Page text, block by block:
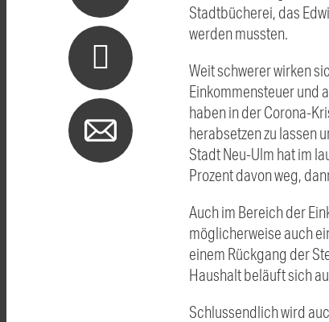
Stadtbücherei, das
werden mussten.
Weit schwerer wirken
Einkommensteuer und
haben in der Corona-
herabsetzen zu lassen
Stadt Neu-Ulm hat im
Prozent davon weg,
Auch im Bereich der
möglicherweise auch
einem Rückgang der
Haushalt beläuft sich
Schlussendlich wird